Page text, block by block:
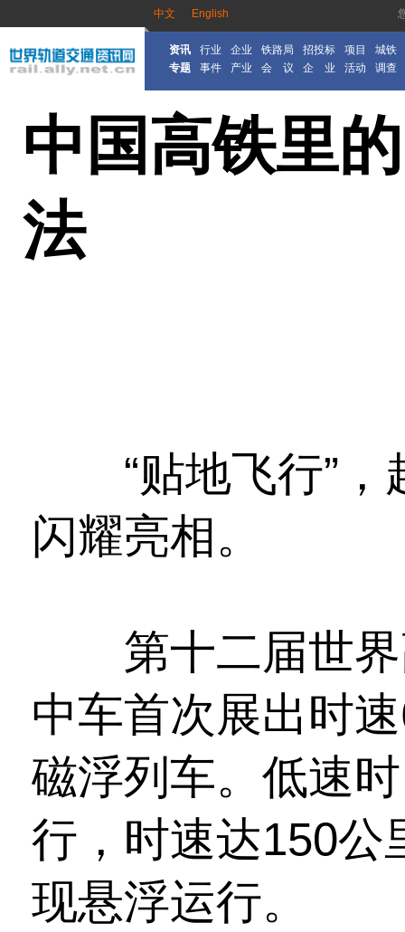
中文 English
资讯 行业 企业 铁路局 招投标 项目
城铁
专题
事件 产业 会 议 企 业 活动 调查
中国高铁里
法
“贴地飞行”，
闪耀亮相。
第十二届世界
中车首次展出时
磁浮列车。低速
行，时速达150公
现悬浮运行。